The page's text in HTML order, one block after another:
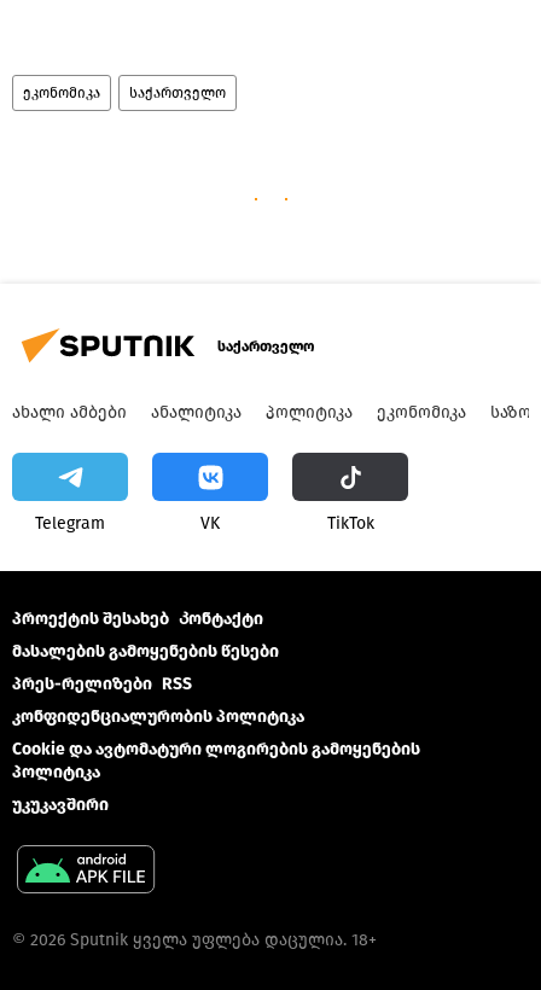
ეკონომიკა საქართველო
საქართველო
ᲐᲮᲐᲚᲘ ᲐᲛᲑᲔᲑᲘ ᲐᲜᲐᲚᲘᲢᲘᲙᲐ ᲞᲝᲚᲘᲢᲘᲙᲐ ᲔᲙᲝᲜᲝᲛᲘᲙᲐ
Telegram VK ТikТоk
პროექტის შესახებ Კონტაქტი
მასალების გამოყენების წესები
პრეს-რელიზები RSS
კონფიდენციალურობის პოლიტიკა
Cookie და ავტომატური ლოგირების გამოყენების
პოლიტიკა
უკუკავშირი
© 2026 Sputnik ყველა უფლება დაცულია. 18+